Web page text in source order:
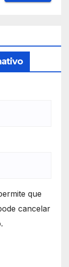
que
cancelar